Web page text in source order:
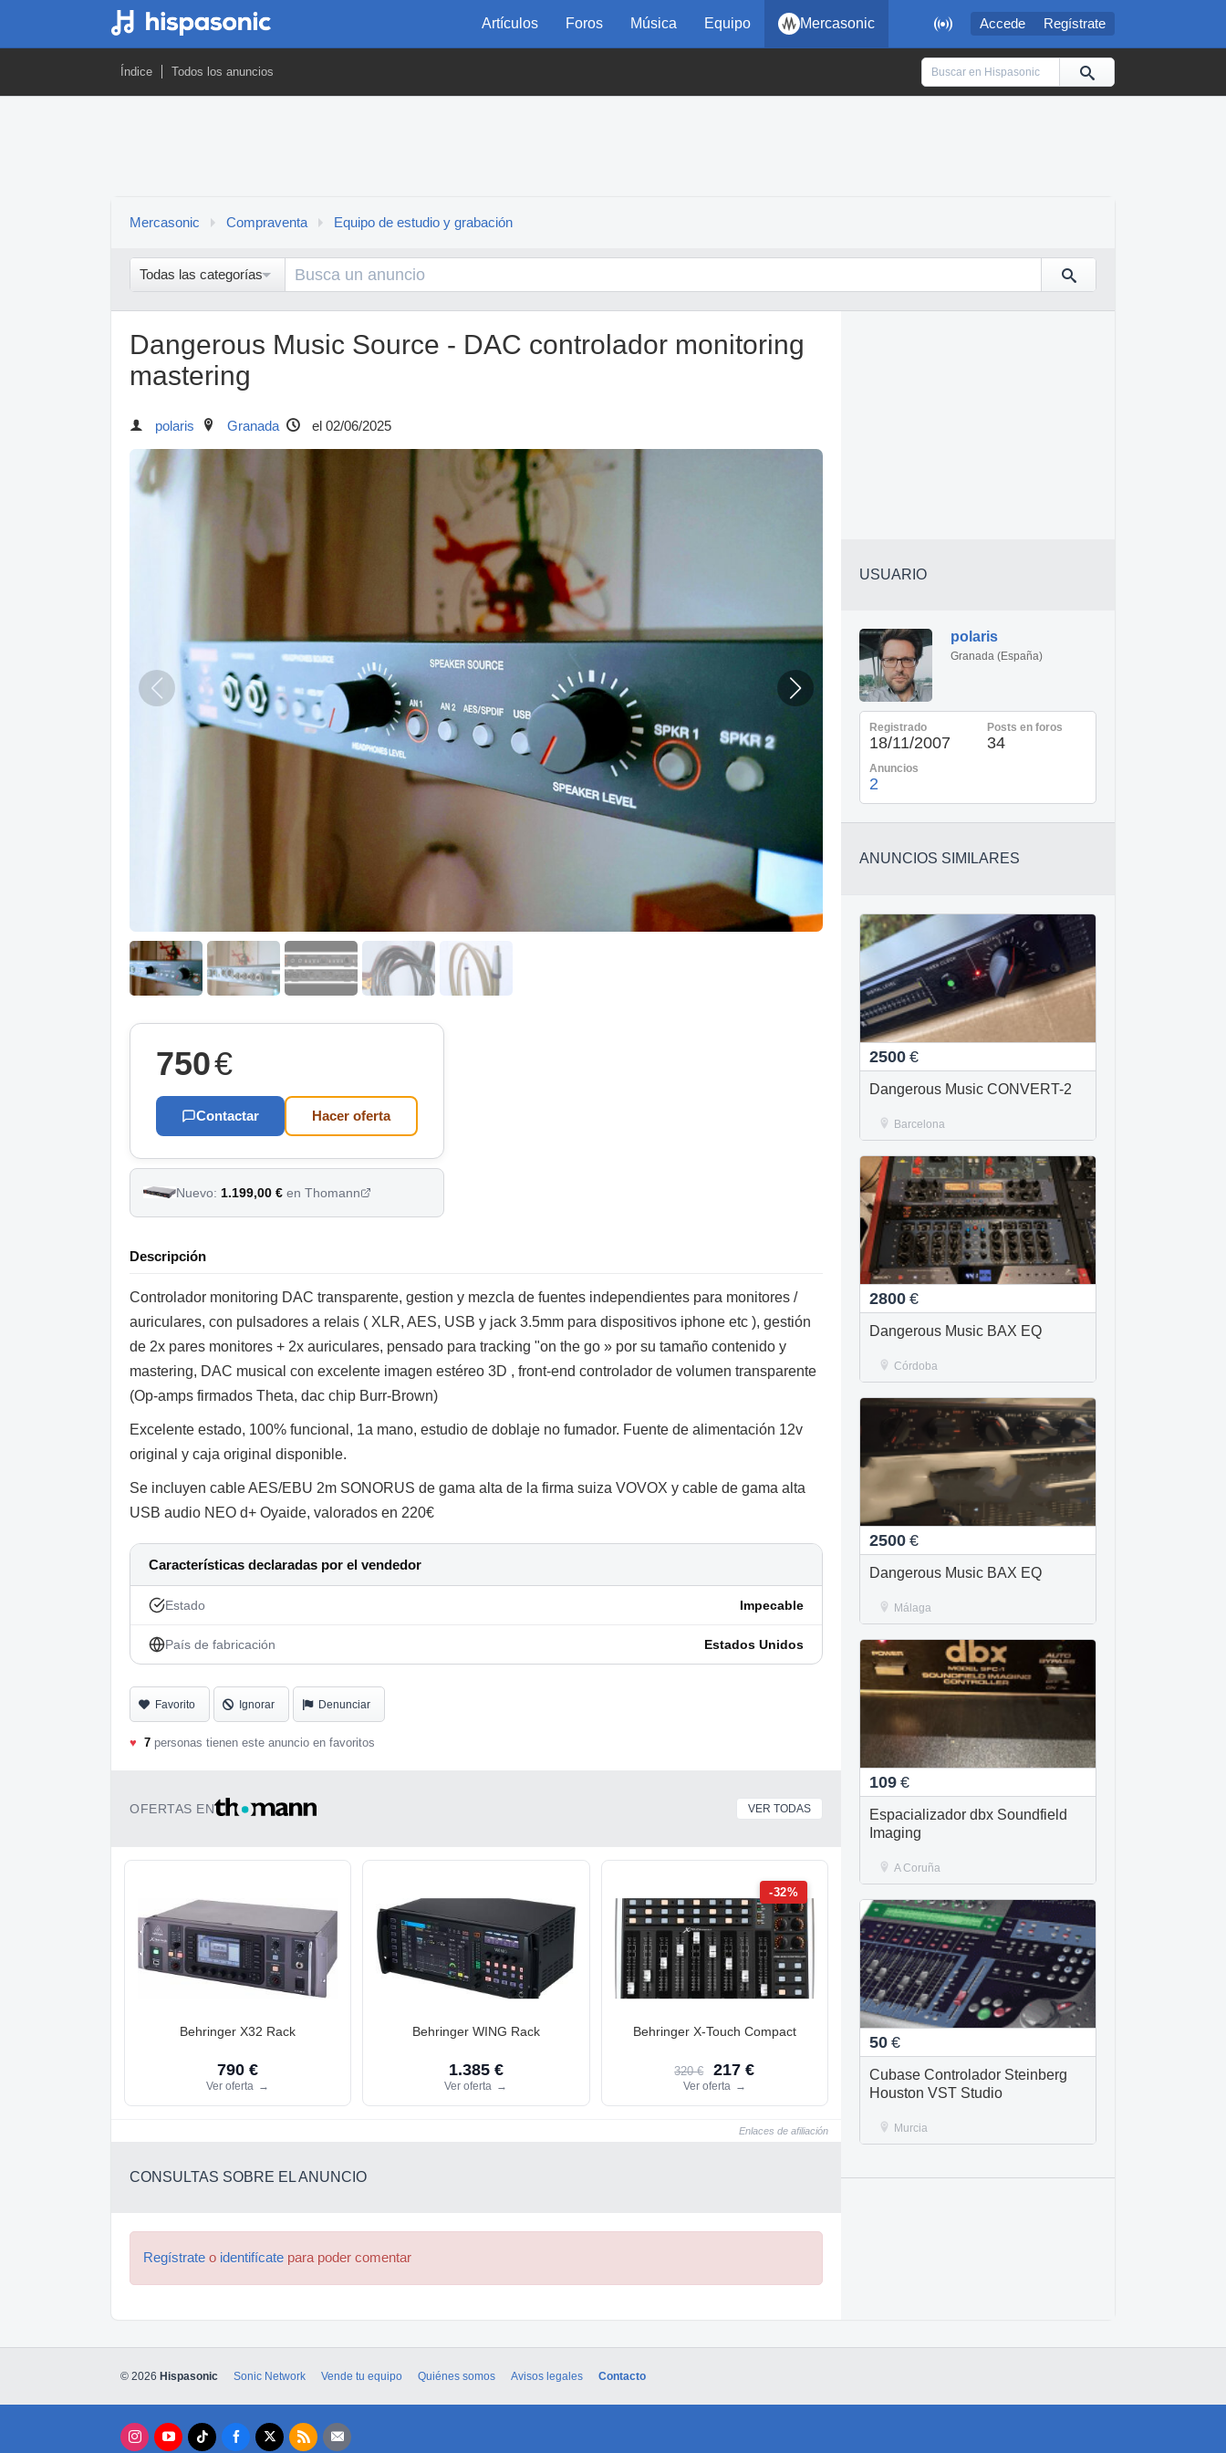
 Accede Regístrate
Artículos Foros Música Equipo Mercasonic
Índice Todos los anuncios
Mercasonic Compraventa Equipo de estudio y grabación
Todas las categorías
Dangerous Music Source - DAC controlador monitoring
mastering
polaris Granada el 02/06/2025
750€
Contactar Hacer oferta
Nuevo: 1.199,00 € en Thomann
Descripción
Controlador monitoring DAC transparente, gestion y mezcla de fuentes independientes para monitores /
auriculares, con pulsadores a relais ( XLR, AES, USB y jack 3.5mm para dispositivos iphone etc ), gestión
de 2x pares monitores + 2x auriculares, pensado para tracking "on the go » por su tamaño contenido y
mastering, DAC musical con excelente imagen estéreo 3D , front-end controlador de volumen transparente
(Op-amps firmados Theta, dac chip Burr-Brown)
Excelente estado, 100% funcional, 1a mano, estudio de doblaje no fumador. Fuente de alimentación 12v
original y caja original disponible.
Se incluyen cable AES/EBU 2m SONORUS de gama alta de la firma suiza VOVOX y cable de gama alta
USB audio NEO d+ Oyaide, valorados en 220€
Características declaradas por el vendedor
Estado Impecable
País de fabricación Estados Unidos
Favorito Ignorar Denunciar
♥ 7 personas tienen este anuncio en favoritos
OFERTAS EN VER TODAS
Behringer X32 Rack
790 €
Ver oferta →
Behringer WING Rack
1.385 €
Ver oferta →
-32%
Behringer X-Touch Compact
320 € 217 €
Ver oferta →
Enlaces de afiliación
CONSULTAS SOBRE EL ANUNCIO
Regístrate o identifícate para poder comentar
USUARIO
polaris
Granada (España)
Registrado
18/11/2007
Posts en foros
34
Anuncios
2
ANUNCIOS SIMILARES
2500 €
Dangerous Music CONVERT-2
Barcelona
2800 €
Dangerous Music BAX EQ
Córdoba
2500 €
Dangerous Music BAX EQ
Málaga
109 €
Espacializador dbx Soundfield
Imaging
A Coruña
50 €
Cubase Controlador Steinberg
Houston VST Studio
Murcia
© 2026 Hispasonic Sonic Network Vende tu equipo Quiénes somos Avisos legales Contacto